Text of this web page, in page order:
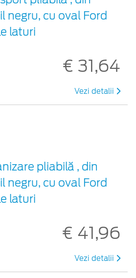
negru, cu oval Ford
laturi
€ 31,64
Vezi detalii
pliabilă , din
negru, cu oval Ford
laturi
€ 41,96
Vezi detalii